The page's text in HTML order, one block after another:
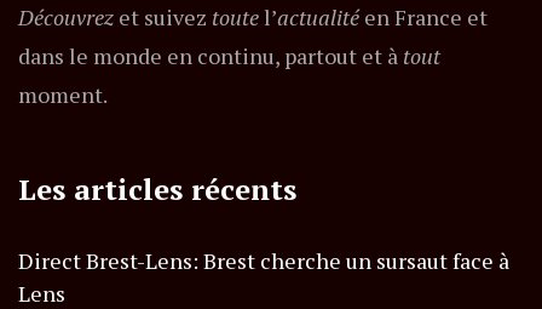
Découvrez et suivez toutel’actualitéen France et
dans le monde en continu, partout et à tout
moment.
Les articles récents
Direct Brest-Lens: Brest cherche un sursaut face à
Lens